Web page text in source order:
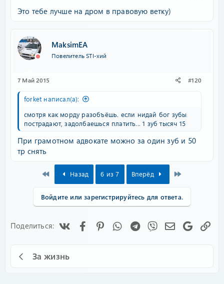
Это тебе лучше на дром в правовую ветку)
MaksimEA
Повелитель STI-хий
7 Май 2015 #120
forket написал(а):
смотря как морду разобъёшь. если нидай бог зубы
пострадают, задолбаешься платить... 1 зуб тысяч 15
При грамотном адвокате можно за один зуб и 50
тр снять
Назад 6 из 7 Вперёд
Войдите или зарегистрируйтесь для ответа.
Поделиться: FacebookPinterestWhatsAppTelegram
Viber Google
За жизнь